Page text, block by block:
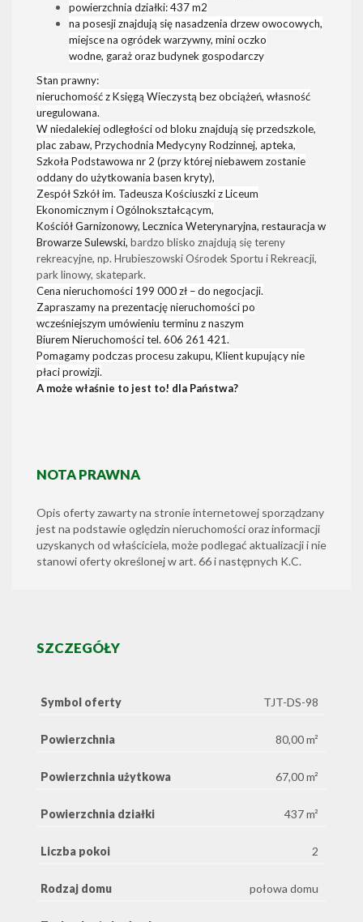
powierzchnia działki: 437 m2
na posesji znajdują się nasadzenia drzew owocowych,
miejsce na ogródek warzywny, mini oczko
wodne, garaż oraz budynek gospodarczy
Stan prawny:
nieruchomość z Księgą Wieczystą bez obciążeń, własność
uregulowana.
W niedalekiej odległości od bloku znajdują sięprzedszkole,
plac zabaw, Przychodnia Medycyny Rodzinnej, apteka,
Szkoła Podstawowa nr 2 (przy której niebawem zostanie
oddany do użytkowania basen kryty),
Zespół Szkół im. Tadeusza Kościuszki z Liceum
Ekonomicznym i Ogólnokształcącym,
Kościół Garnizonowy, Lecznica Weterynaryjna, restauracja w
Browarze Sulewski, bardzo blisko znajdują się tereny
rekreacyjne, np. Hrubieszowski Ośrodek Sportu i Rekreacji,
park linowy, skatepark.
Cena nieruchomości 199 000 zł – do negocjacji.
Zapraszamy na prezentację nieruchomości po
wcześniejszym umówieniu terminu z naszym
Biurem Nieruchomościtel. 606 261 421.
Pomagamy podczas procesu zakupu, Klient kupujący nie
płaci prowizji.
A może właśnie to jest to! dla Państwa?
NOTA PRAWNA
Opis oferty zawarty na stronie internetowej sporządzany
jest na podstawie oględzin nieruchomości oraz informacji
uzyskanych od właściciela, może podlegać aktualizacji i nie
stanowi oferty określonej w art. 66 i następnych K.C.
SZCZEGÓŁY
Symbol oferty TJT-DS-98
Powierzchnia 80,00 m²
Powierzchnia użytkowa 67,00 m²
Powierzchnia działki 437 m²
Liczba pokoi 2
Rodzaj domu połowa domu